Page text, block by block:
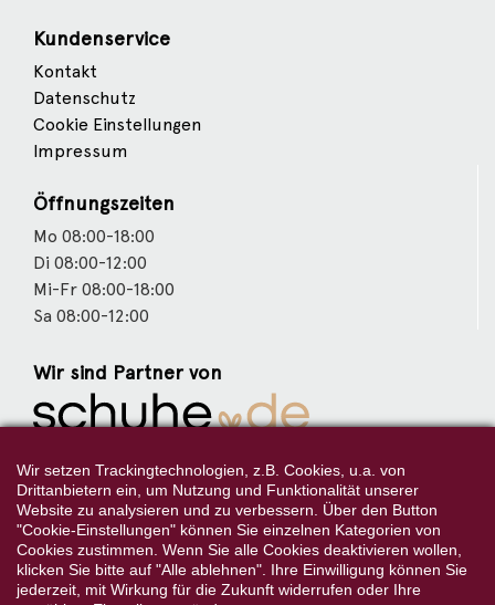
Kundenservice
Kontakt
Datenschutz
Cookie Einstellungen
Impressum
Öffnungszeiten
Mo 08:00-18:00
Di 08:00-12:00
Mi-Fr 08:00-18:00
Sa 08:00-12:00
Wir sind Partner von
Weitere Partner
Folgen Sie uns:
Wir setzen Trackingtechnologien, z.B. Cookies, u.a. von
Drittanbietern ein, um Nutzung und Funktionalität unserer
Website zu analysieren und zu verbessern. Über den Button
"Cookie-Einstellungen" können Sie einzelnen Kategorien von
Cookies zustimmen. Wenn Sie alle Cookies deaktivieren wollen,
klicken Sie bitte auf "Alle ablehnen". Ihre Einwilligung können Sie
jederzeit, mit Wirkung für die Zukunft widerrufen oder Ihre